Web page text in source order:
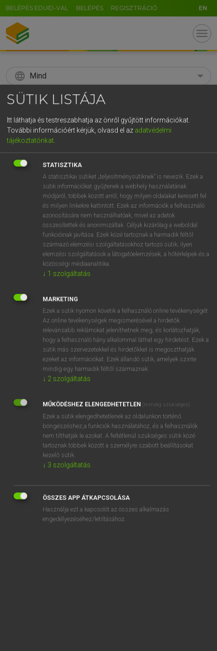
BELÉPÉS EDUID-VAL BELÉPÉS REGISZTRÁCIÓ EN
menu
language Mind
search
KERESÉS
Díjmentes angol szótár
fn szappanhab
szappanos víz habja
⚲ soapsudskeresése szótárainkban
DÍJMENTES ANGOL SZÓTÁR
soap-flakes
soap opera
soap powder
soapstone
soapsuds
soar
MICROSOFT OFFICE BŐVÍTMÉNY
BEÉPÜLŐ SZÓTÁRMODUL
ONLINE NYELVVIZSGA
SÜTIK LISTÁJA
Itt láthatja és testreszabhatja az önről gyűjtött információkat.
További információért kérjük, olvasd el az adatvédelmi
tájékoztatónkat
STATISZTIKA
A statisztikai sütiket „teljesítménysütiknek” is nevezik. Ezek a
sütik információkat gyűjtenek a webhely használatának
módjáról, többek között arról, hogy milyen oldalakat keresett fel
és milyen linkekre kattintott. Ezek az információk a felhasználó
azonosítására nem használhatóak, mivel az adatok
összesítettek és anonimizáltak. Céljuk kizárólag a weboldal
funkcióinak javítása. Ezek közé tartoznak a harmadik féltől
származó elemzési szolgáltatásokhoz tartozó sütik; ilyen
elemzési szolgáltatások a látogatóelemzések, a hőtérképek és a
közösségi médiaanalitika.
↓ 1 szolgáltatás
MARKETING
Ezek a sütik nyomon követik a felhasználó online tevékenységét.
Az online tevékenységek megismerésével a hirdetők
relevánsabb reklámokat jeleníthetnek meg, és korlátozhatják,
hogy a felhasználó hány alkalommal láthat egy hirdetést. Ezek a
sütik más szervezetekkel és hirdetőkkel is megoszthatják
ezeket az információkat. Ezek állandó sütik, amelyek szinte
mindig egy harmadik féltől származnak.
↓ 2 szolgáltatás
MŰKÖDÉSHEZ ELENGEDHETETLEN (mindig szükséges)
Ezek a sütik elengedhetetlenek az oldalunkon történő
böngészéshez,a funkciók használatához, és a felhasználók
nem tilthatják le azokat. A feltétlenül szükséges sütik közé
tartoznak többek között a személyre szabott beállításokat
kezelő sütik.
↓ 3 szolgáltatás
ÖSSZES APP ÁTKAPCSOLÁSA
Használja ezt a kapcsolót az összes alkalmazás
engedélyezéséhez/letiltásához.
GR
5 6 7 8 9 ö ü ó
r t z u i o p ő ú
k l ű
n m , . - AltGr